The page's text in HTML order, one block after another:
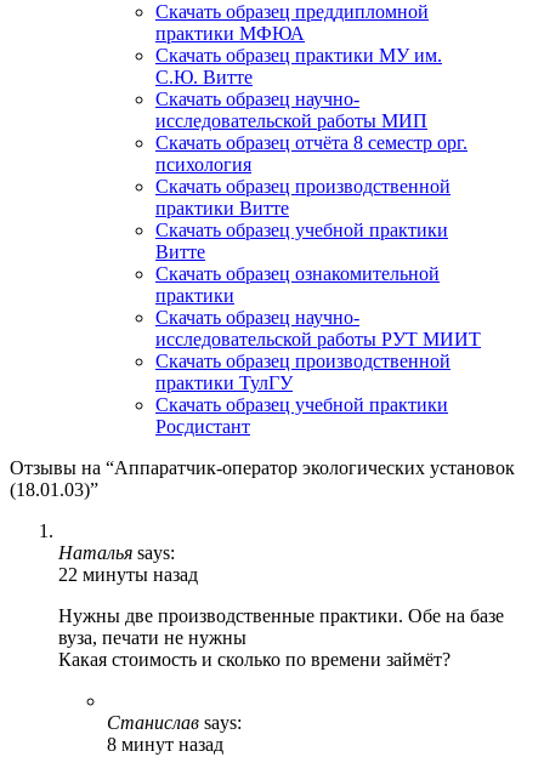
Скачать образец преддипломной
практики МФЮА
Скачать образец практики МУ им.
С.Ю. Витте
Скачать образец научно-
исследовательской работы МИП
Скачать образец отчёта 8 семестр орг.
психология
Скачать образец производственной
практики Витте
Скачать образец учебной практики
Витте
Скачать образец ознакомительной
практики
Скачать образец научно-
исследовательской работы РУТ МИИТ
Скачать образец производственной
практики ТулГУ
Скачать образец учебной практики
Росдистант
Отзывы на “Аппаратчик-оператор экологических установок
(18.01.03)”
Наталья says:
22 минуты назад
Нужны две производственные практики. Обе на базе
вуза, печати не нужны
Какая стоимость и сколько по времени займёт?
Станислав says:
8 минут назад